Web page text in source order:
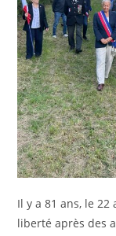
Il y a 81 ans, le
liberté après des